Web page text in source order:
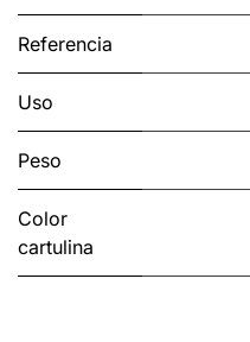
Referencia
Uso
Peso
Color
cartulina